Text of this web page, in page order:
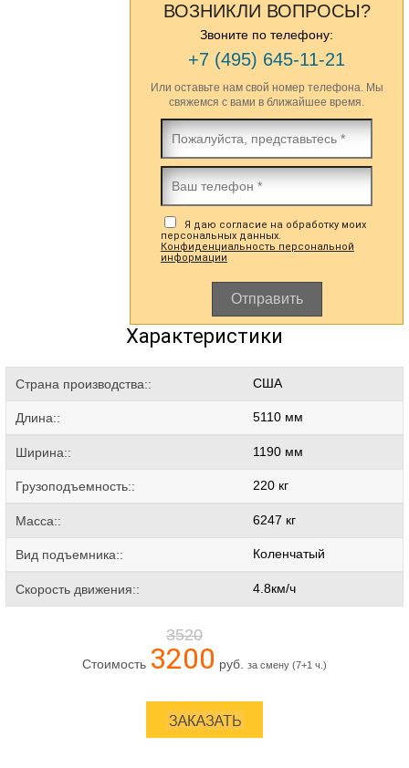
ВОЗНИКЛИ ВОПРОСЫ?
Звоните по телефону:
+7 (495) 645-11-21
Или оставьте нам свой номер телефона. Мы
свяжемся с вами в ближайшее время.
Я даю согласие на обработку моих
персональных данных.
Конфиденциальность персональной
информации
Отправить
Характеристики
Страна производства:: США
Длина:: 5110 мм
Ширина:: 1190 мм
Грузоподъемность:: 220 кг
Масса:: 6247 кг
Вид подъемника:: Коленчатый
Скорость движения:: 4.8км/ч
3520
Стоимость 3200 руб. за смену (7+1 ч.)